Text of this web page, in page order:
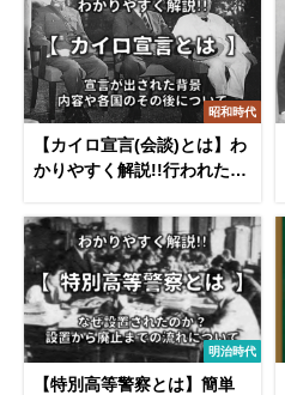
昭和時代
【カイロ宣言(会談)とは】わ
かりやすく解説!!行われた背
明治時代
【特別高等警察とは】簡単